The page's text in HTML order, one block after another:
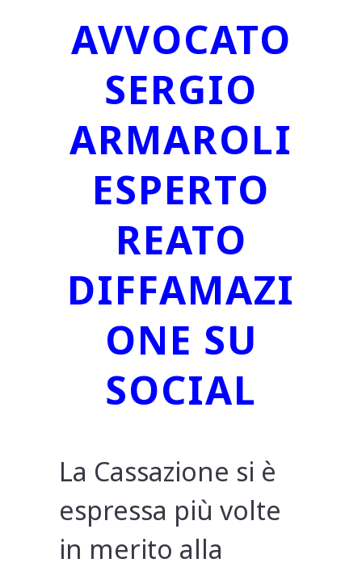
AVVOCATO
SERGIO
ARMAROLI
ESPERTO
REATO
DIFFAMAZI
ONE SU
SOCIAL
La Cassazione si è
espressa più volte
in merito alla